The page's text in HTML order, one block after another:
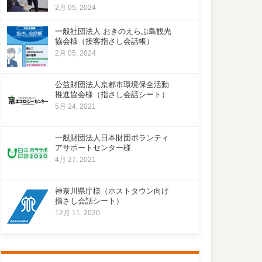
2月 05, 2024
一般社団法人 おきのえらぶ島観光
協会様（接客指さし会話帳）
2月 05, 2024
公益財団法人京都市環境保全活動
推進協会様（指さし会話シート）
5月 24, 2021
一般財団法人日本財団ボランティ
アサポートセンター様
4月 27, 2021
神奈川県庁様（ホストタウン向け
指さし会話シート）
12月 11, 2020